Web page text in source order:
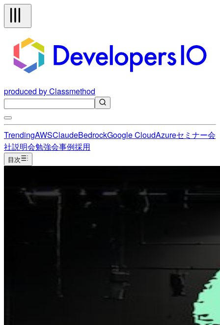
produced by Classmethod
TrendingAWSClaudeBedrockGoogle CloudAzureセミナー会
社説明会勉強会事例採用
目次